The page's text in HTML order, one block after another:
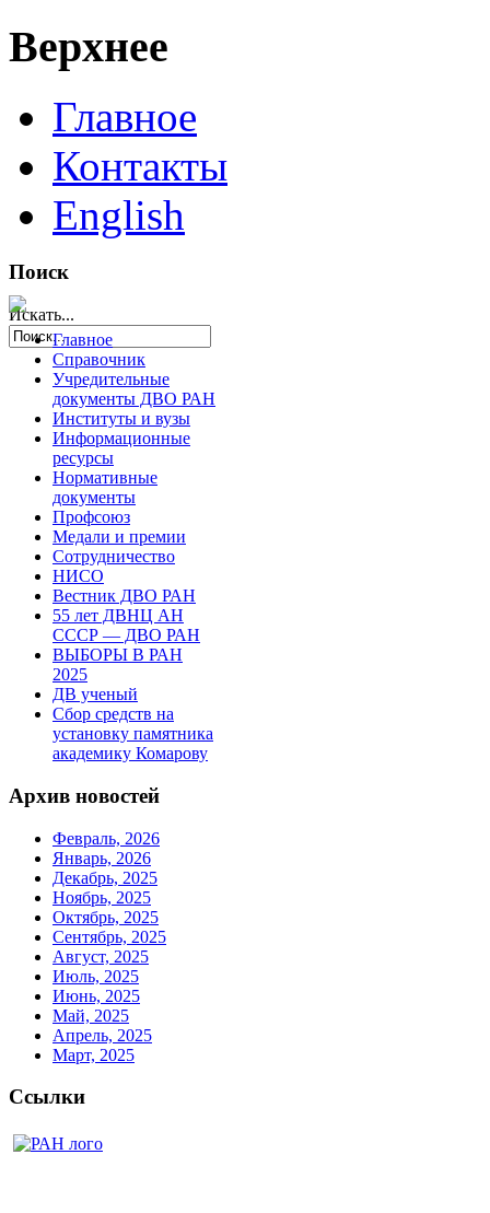
Верхнее
Главное
Контакты
English
Поиск
Искать...
Главное
Справочник
Учредительные
документы ДВО РАН
Институты и вузы
Информационные
ресурсы
Нормативные
документы
Профсоюз
Медали и премии
Сотрудничество
НИСО
Вестник ДВО РАН
55 лет ДВНЦ АН
СССР — ДВО РАН
ВЫБОРЫ В РАН
2025
ДВ ученый
Сбор средств на
установку памятника
академику Комарову
Архив новостей
Февраль, 2026
Январь, 2026
Декабрь, 2025
Ноябрь, 2025
Октябрь, 2025
Сентябрь, 2025
Август, 2025
Июль, 2025
Июнь, 2025
Май, 2025
Апрель, 2025
Март, 2025
Ссылки